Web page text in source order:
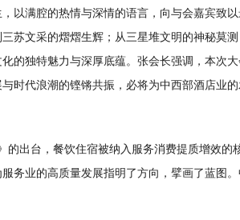
以满腔的热情与深情的语言，向与会嘉宾致
苏文采的熠熠生辉；从三星堆文明的神秘莫
的独特魅力与深厚底蕴。张会长强调，本次大
时代浪潮的铿锵共振，必将为中西部酒店业
的出台，餐饮住宿被纳入服务消费提质增效的
务业的高质量发展指明了方向，擘画了蓝图